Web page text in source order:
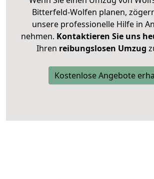
Bitterfeld-Wolfen planen,
unsere professionelle Hilfe in
nehmen. Kontaktieren Sie uns
Ihren reibungslosen Umzug
Kostenlose Angebote